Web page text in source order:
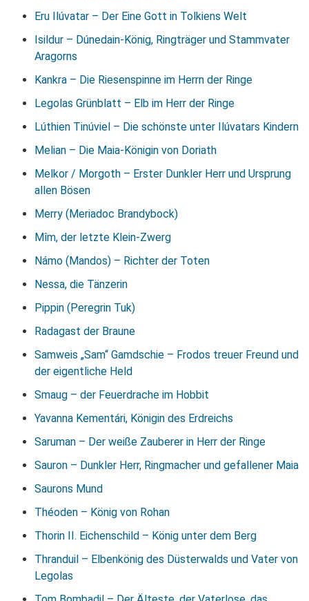
Eru Ilúvatar – Der Eine Gott in Tolkiens Welt
Isildur – Dúnedain-König, Ringträger und Stammvater
Aragorns
Kankra – Die Riesenspinne im Herrn der Ringe
Legolas Grünblatt – Elb im Herr der Ringe
Lúthien Tinúviel – Die schönste unter Ilúvatars Kindern
Melian – Die Maia-Königin von Doriath
Melkor / Morgoth – Erster Dunkler Herr und Ursprung
allen Bösen
Merry (Meriadoc Brandybock)
Mîm, der letzte Klein-Zwerg
Námo (Mandos) – Richter der Toten
Nessa, die Tänzerin
Pippin (Peregrin Tuk)
Radagast der Braune
Samweis „Sam“ Gamdschie – Frodos treuer Freund und
der eigentliche Held
Smaug – der Feuerdrache im Hobbit
Yavanna Kementári, Königin des Erdreichs
Saruman – Der weiße Zauberer in Herr der Ringe
Sauron – Dunkler Herr, Ringmacher und gefallener Maia
Saurons Mund
Théoden – König von Rohan
Thorin II. Eichenschild – König unter dem Berg
Thranduil – Elbenkönig des Düsterwalds und Vater von
Legolas